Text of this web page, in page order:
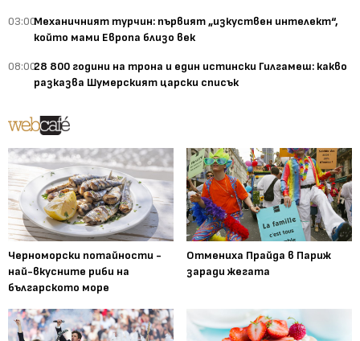
03:00Механичният турчин: първият „изкуствен интелект“,
който мами Европа близо век
08:0028 800 години на трона и един истински Гилгамеш: какво
разказва Шумерският царски списък
Черноморски потайности -
най-вкусните риби на
българското море
Отмениха Прайда в Париж
заради жегата